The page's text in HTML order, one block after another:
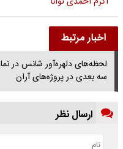
اخبار مرتبط
لحظه‌های دلهره‌آور شانس در
سه بعدی در پروژه‌های آران
ارسال نظر